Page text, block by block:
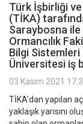
Türk İşbirliği ve
(TİKA)
Saraybosna ile
Ormancılık
Bilgi
Üniversitesi iş
03 Kasım 2021
TİKA'dan yapılan
yaklaşık yarısını